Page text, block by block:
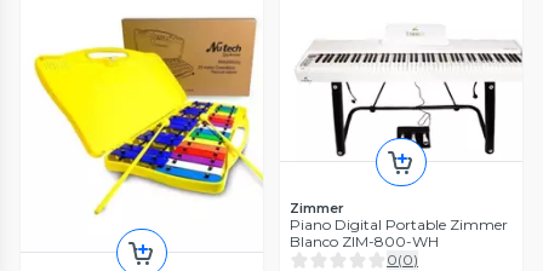
Zimmer
Piano Digital Portable Zimmer
Blanco ZIM-800-WH
0(0)